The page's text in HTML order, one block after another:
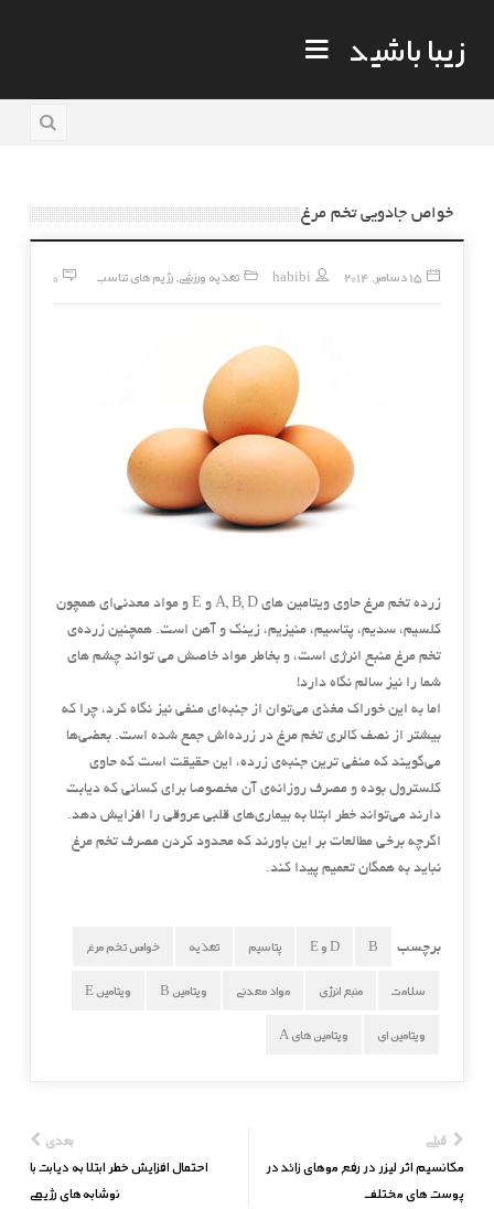
زیبا باشید
خواص جادویی تخم مرغ
15 دسامبر, 2014 habibi تغذیه ورزشی, رژیم های تناسب 0
زرده تخم مرغ حاوی ویتامین های A, B, D و E و مواد معدنی‌ای همچون
کلسیم، سدیم، پتاسیم، منیزیم، زینک و آهن است. همچنین زرده‌ی
تخم مرغ منبع انرژی است، و بخاطر مواد خاصش می تواند چشم های
شما را نیز سالم نگاه دارد!
اما به این خوراک مغذی می‌توان از جنبه‌ای منفی نیز نگاه کرد، چرا که
بیشتر از نصف کالری تخم مرغ در زرده‌اش جمع شده است. بعضی‌ها
می‌گویند که منفی ترین جنبه‌ی زرده، این حقیقت است که حاوی
کلسترول بوده و مصرف روزانه‌ی آن مخصوصا برای کسانی که دیابت
دارند می‌تواند خطر ابتلا به بیماری‌های قلبی عروقی را افزایش دهد.
اگرچه برخی مطالعات بر این باورند که محدود کردن مصرف تخم مرغ
نباید به همگان تعمیم پیدا کند.
برچسب B D و E پتاسیم تغذیه خواص تخم مرغ
سلامت منبع انرژی مواد معدنی‌ ویتامین B ویتامین E
ویتامین ای ویتامین های A
قبلی
مکانسیم اثر لیزر در رفع موهای زائد در
پوست های مختلف
بعدی
احتمال افزایش خطر ابتلا به دیابت با
نوشابه‌های رژیمی